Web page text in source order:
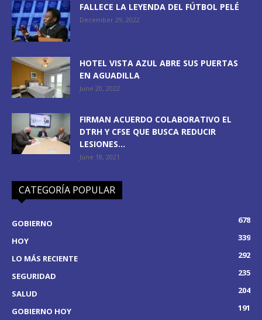
FALLECE LA LEYENDA DEL FÚTBOL PELÉ
December 29, 2022
HOTEL VISTA AZUL ABRE SUS PUERTAS
EN AGUADILLA
June 20, 2022
FIRMAN ACUERDO COLABORATIVO EL
DTRH Y CFSE QUE BUSCA REDUCIR
LESIONES...
June 18, 2021
CATEGORÍA POPULAR
GOBIERNO
678
HOY
339
LO MÁS RECIENTE
292
SEGURIDAD
235
SALUD
204
GOBIERNO HOY
191